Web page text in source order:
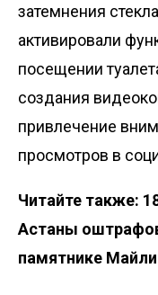
затемнения
активировали
посещении
создания
привлечение
просмотров в
Читайте также:
Астаны
памятнике